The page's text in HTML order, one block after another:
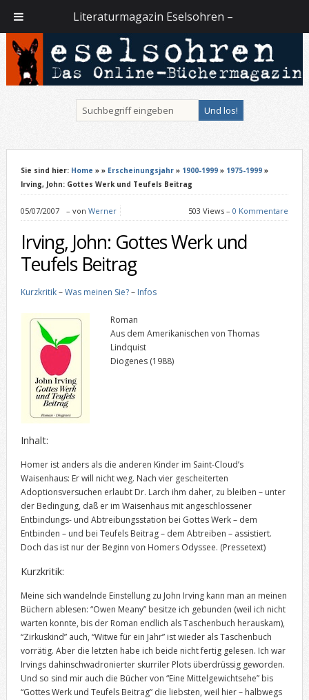
Sie sind hier: Home » » Erscheinungsjahr» 1900-1999» 1975-1999»
Irving, John: Gottes Werk und Teufels Beitrag
05/07/2007 – von Werner 503 Views –0 Kommentare
Irving, John: Gottes Werk und
Teufels Beitrag
Kurzkritik–Was meinen Sie?– Infos
Roman
Aus dem Amerikanischen von Thomas
Lindquist
Diogenes (1988)
Inhalt:
Homer ist anders als die anderen Kinder im Saint-Cloud’s
Waisenhaus: Er will nicht weg. Nach vier gescheiterten
Adoptionsversuchen erlaubt Dr. Larch ihm daher, zu bleiben – unter
der Bedingung, daß er im Waisenhaus mit angeschlossener
Entbindungs- und Abtreibungsstation bei Gottes Werk – dem
Entbinden – und bei Teufels Beitrag – dem Abtreiben – assistiert.
Doch das ist nur der Beginn von Homers Odyssee. (Pressetext)
Kurzkritik:
Meine sich wandelnde Einstellung zu John Irving kann man an meinen
Büchern ablesen: “Owen Meany” besitze ich gebunden (weil ich nicht
warten konnte, bis der Roman endlich als Taschenbuch herauskam),
“Zirkuskind” auch, “Witwe für ein Jahr” ist wieder als Taschenbuch
vorrätig. Aber die letzten habe ich beide nicht fertig gelesen. Ich war
Irvings dahinschwadronierter skurriler Plots überdrüssig geworden.
Und so sind mir auch die Bücher von “Eine Mittelgewichtsehe” bis
“Gottes Werk und Teufels Beitrag” die liebsten, weil hier – halbwegs
Literaturmagazin Eselsohren –